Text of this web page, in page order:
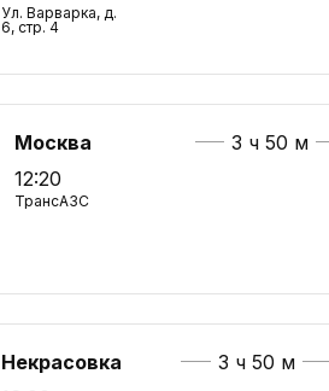
Ул. Варварка, д.
6, стр. 4
Москва
12:20
ТрансАЗС
3 ч 50 м
Некрасовка
3 ч 50 м